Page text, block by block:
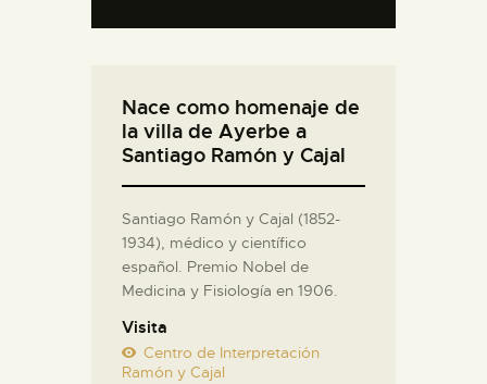
Nace como homenaje de
la villa de Ayerbe a
Santiago Ramón y Cajal
Santiago Ramón y Cajal (1852-
1934), médico y científico
español. Premio Nobel de
Medicina y Fisiología en 1906.
Visita
Centro de Interpretación
Ramón y Cajal